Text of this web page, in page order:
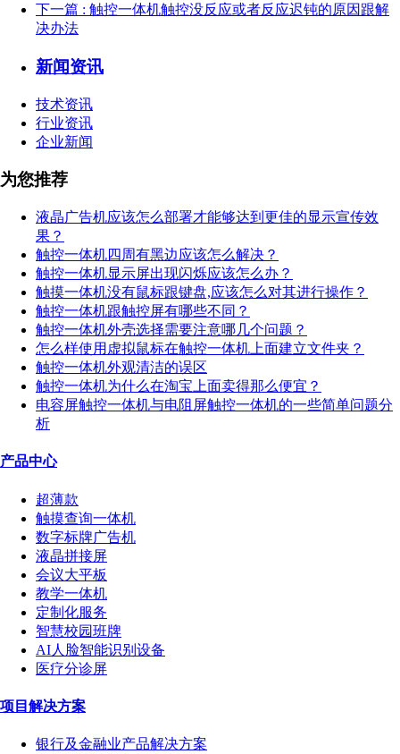
下一篇 : 触控一体机触控没反应或者反应迟钝的原因跟解
决办法
新闻资讯
技术资讯
行业资讯
企业新闻
为您推荐
液晶广告机应该怎么部署才能够达到更佳的显示宣传效
果？
触控一体机四周有黑边应该怎么解决？
触控一体机显示屏出现闪烁应该怎么办？
触摸一体机没有鼠标跟键盘,应该怎么对其进行操作？
触控一体机跟触控屏有哪些不同？
触控一体机外壳选择需要注意哪几个问题？
怎么样使用虚拟鼠标在触控一体机上面建立文件夹？
触控一体机外观清洁的误区
触控一体机为什么在淘宝上面卖得那么便宜？
电容屏触控一体机与电阻屏触控一体机的一些简单问题分
析
产品中心
超薄款
触摸查询一体机
数字标牌广告机
液晶拼接屏
会议大平板
教学一体机
定制化服务
智慧校园班牌
AI人脸智能识别设备
医疗分诊屏
项目解决方案
银行及金融业产品解决方案